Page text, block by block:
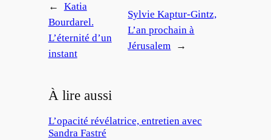
←
Katia
Bourdarel.
L’éternité d’un
instant
Sylvie Kaptur-Gintz,
L’an prochain à
Jérusalem
→
À lire aussi
L’opacité révélatrice, entretien avec
Sandra Fastré